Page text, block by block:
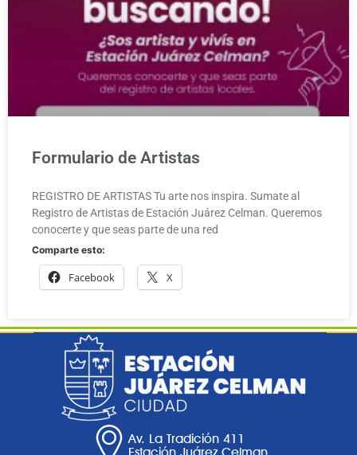
Formulario de Artistas
REGISTRO DE ARTISTAS Tu arte nos inspira. Sumate al
Registro de Artistas de Estación Juárez Celman. Queremos
conocerte y que seas parte de una red
Comparte esto:
Facebook X
Av. La Tradición 411